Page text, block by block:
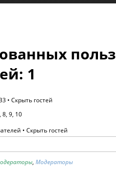
1
• Скрыть гостей
, 8, 9, 10
• Скрыть гостей
, Модераторы